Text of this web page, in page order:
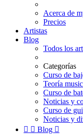
Acerca de
Precios
Artistas
Blog
Todos los
Categorías
Curso de
Teoría
Curso de
Noticias y
Curso de
Noticias y
  Blog 